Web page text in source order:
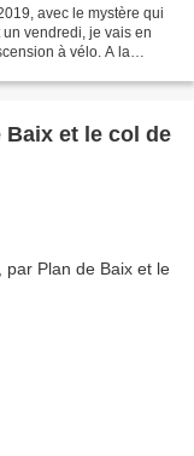
avec le mystère qui
un vendredi, je vais en
à vélo. A la
Baix et le col de